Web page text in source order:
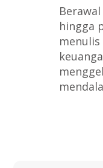
hingga